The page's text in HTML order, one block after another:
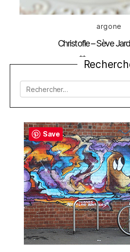
argone
Christofle – Sève
Date
de
14 décembre
Rechercher :
Save